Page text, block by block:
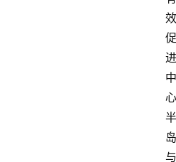
效
促
进
中
心
半
岛
与